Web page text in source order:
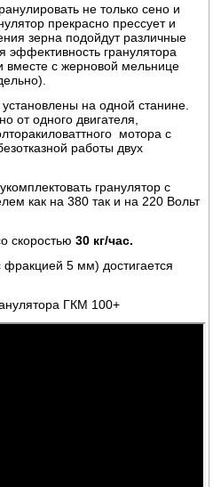
ПЧЕЛОВОДСТВА
не только сено и
прекрасно прессует и
зерна подойдут различные
эффективность гранулятора
вместе с жерновой мельнице
на одной станине.
от одного двигателя,
мотора с
работы двух
гранулятор с
как на 380 так и на 220 Вольт
скоростью 30 кг/час.
5 мм) достигается
ГКМ 100+